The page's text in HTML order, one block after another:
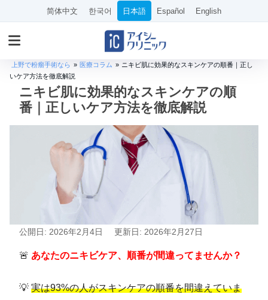
简体中文 한국어 日本語 Español English
上野で粉瘤手術なら » 医療コラム » ニキビ肌に効果的なスキンケアの順番｜正し
いケア方法を徹底解説
ニキビ肌に効果的なスキンケアの順
番｜正しいケア方法を徹底解説
公開日: 2026年2月4日 更新日: 2026年2月27日
🚨 あなたのニキビケア、順番が間違ってませんか？
💡 実は93%の人がスキンケアの順番を間違えていま